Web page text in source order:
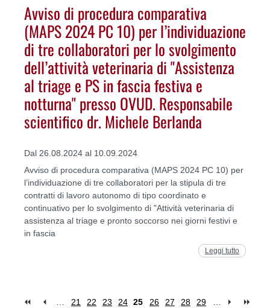
Avviso di procedura comparativa
(MAPS 2024 PC 10) per l’individuazione
di tre collaboratori per lo svolgimento
dell’attività veterinaria di "Assistenza
al triage e PS in fascia festiva e
notturna" presso OVUD. Responsabile
scientifico dr. Michele Berlanda
Dal 26.08.2024 al 10.09.2024
Avviso di procedura comparativa (MAPS 2024 PC 10) per
l’individuazione di tre collaboratori per la stipula di tre
contratti di lavoro autonomo di tipo coordinato e
continuativo per lo svolgimento di "Attività veterinaria di
assistenza al triage e pronto soccorso nei giorni festivi e
in fascia
Leggi tutto
21 22 23 24 25 26 27 28 29